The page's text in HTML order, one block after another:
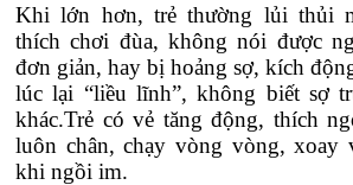
Khi lớn hơn, trẻ thường lủi thủi
thích chơi đùa, không nói được
đơn giản, hay bị hoảng sợ, kích
lúc lại “liều lĩnh”, không biết sợ
khác.Trẻ có vẻ tăng động, thích
luôn chân, chạy vòng vòng, xoay
khi ngồi im.